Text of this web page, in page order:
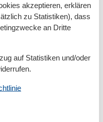
akzeptieren, erklären
zu Statistiken), dass
an Dritte
auf Statistiken und/oder